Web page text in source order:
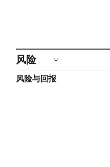
风险
风险与回报